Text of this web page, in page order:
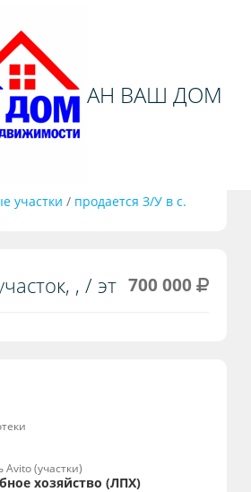
АН ВАШ ДОМ
участки / продается З/У в с.
, / эт 700 000
Avito (участки)
хозяйство (ЛПХ)